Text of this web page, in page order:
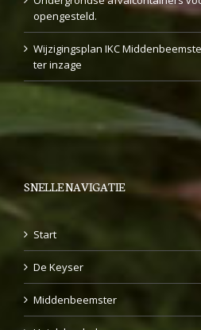
opengesteld.
Wijzigingsplan IKC
ter inzage
SNELLE NAVIGATIE
Start
De Keyser
Middenbeemster